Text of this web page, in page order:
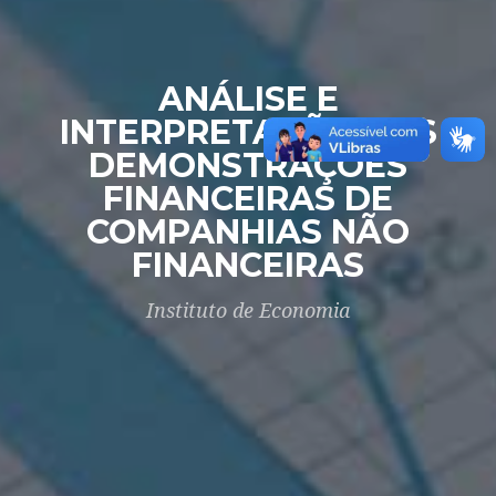
ANÁLISE E
INTERPRETAÇÃO DAS
DEMONSTRAÇÕES
FINANCEIRAS DE
COMPANHIAS NÃO
FINANCEIRAS
Instituto de Economia